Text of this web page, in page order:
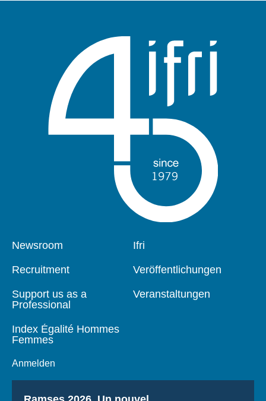
Pied
Newsroom
Recruitment
Support us as a
Professional
Index Égalité Hommes
Femmes
Anmelden
Navigation
Ifri
Veröffentlichungen
Veranstaltungen